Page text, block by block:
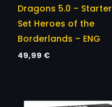
Dragons 5.0 – Starter
Set Heroes of the
Borderlands – ENG
49,99 €